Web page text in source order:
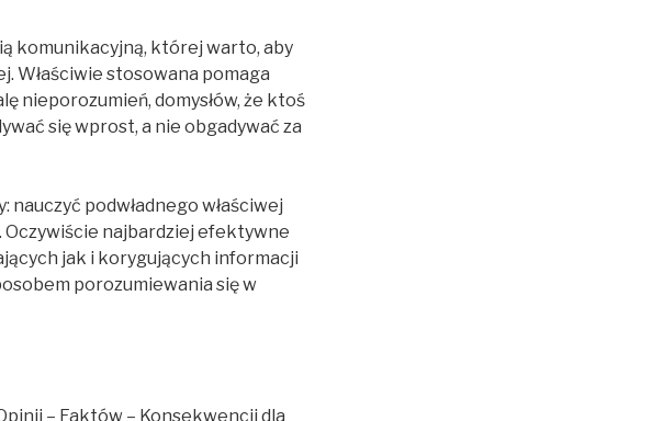
komunikacyjną, której warto, aby
Właściwie stosowana pomaga
nieporozumień, domysłów, że ktoś
się wprost, a nie obgadywać za
podwładnego właściwej
najbardziej efektywne
jak i korygujących informacji
porozumiewania się w
– Faktów – Konsekwencji dla